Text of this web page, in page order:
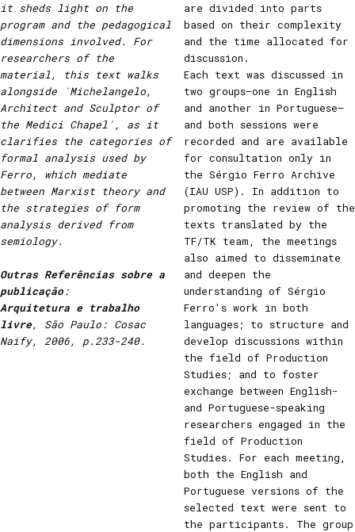
it sheds light on the
program and the pedagogical
dimensions involved. For
researchers of the
material, this text walks
alongside ´Michelangelo,
Architect and Sculptor of
the Medici Chapel´, as it
clarifies the categories of
formal analysis used by
Ferro, which mediate
between Marxist theory and
the strategies of form
analysis derived from
semiology.
Outras Referências sobre a
publicação:
Arquitetura e trabalho
livre, São Paulo: Cosac
Naify, 2006, p.233-240.
are divided into parts
based on their complexity
and the time allocated for
discussion.
Each text was discussed in
two groups—one in English
and another in Portuguese—
and both sessions were
recorded and are available
for consultation only in
the Sérgio Ferro Archive
(IAU USP). In addition to
promoting the review of the
texts translated by the
TF/TK team, the meetings
also aimed to disseminate
and deepen the
understanding of Sérgio
Ferro's work in both
languages; to structure and
develop discussions within
the field of Production
Studies; and to foster
exchange between English-
and Portuguese-speaking
researchers engaged in the
field of Production
Studies. For each meeting,
both the English and
Portuguese versions of the
selected text were sent to
the participants. The group